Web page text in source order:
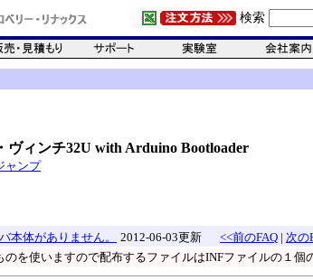
検索
ヴィンチ32U with Arduino Bootloader
ャンプ
本体がありません。 2012-06-03更新 <<前のFAQ | 次の
を使いますので配布するファイルはINFファイルの１個